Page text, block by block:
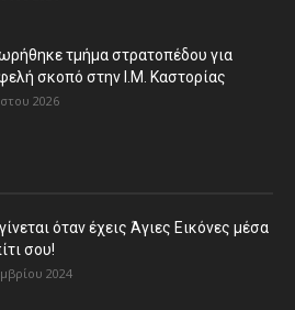
τμήμα στρατοπέδου για
σκοπό στην Ι.Μ. Καστορίας
2026
όταν έχεις Άγιες Εικόνες μέσα
σου!
2024